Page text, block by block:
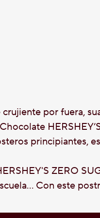
por fuera,
principiantes,
ZERO
Con este